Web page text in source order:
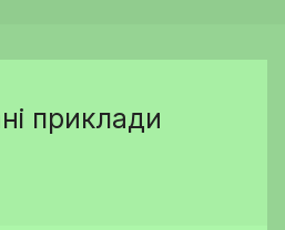
приклади